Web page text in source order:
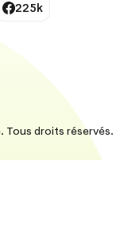
225k
Tous droits réservés.